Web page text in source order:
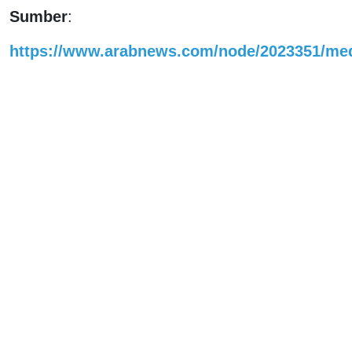
Sumber:
https://www.arabnews.com/node/2023351/